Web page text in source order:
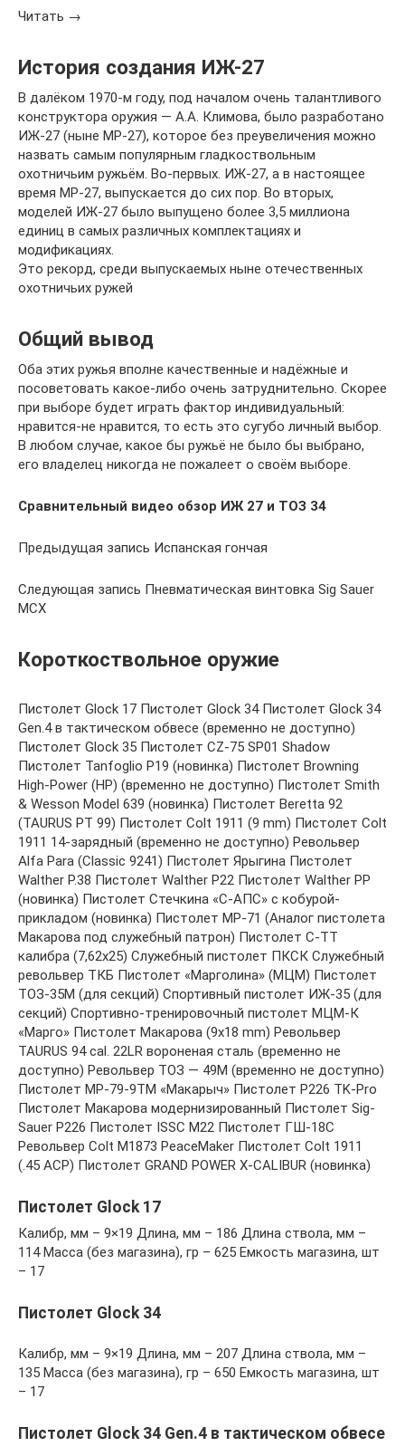
Читать →
История создания ИЖ-27
В далёком 1970-м году, под началом очень талантливого
конструктора оружия — А.А. Климова, было разработано
ИЖ-27 (ныне МР-27), которое без преувеличения можно
назвать самым популярным гладкоствольным
охотничьим ружьём. Во-первых. ИЖ-27, а в настоящее
время МР-27, выпускается до сих пор. Во вторых,
моделей ИЖ-27 было выпущено более 3,5 миллиона
единиц в самых различных комплектациях и
модификациях.
Это рекорд, среди выпускаемых ныне отечественных
охотничьих ружей
Общий вывод
Оба этих ружья вполне качественные и надёжные и
посоветовать какое-либо очень затруднительно. Скорее
при выборе будет играть фактор индивидуальный:
нравится-не нравится, то есть это сугубо личный выбор.
В любом случае, какое бы ружьё не было бы выбрано,
его владелец никогда не пожалеет о своём выборе.
Сравнительный видео обзор ИЖ 27 и ТОЗ 34
Предыдущая запись Испанская гончая
Следующая запись Пневматическая винтовка Sig Sauer
MCX
Короткоствольное оружие
Пистолет Glock 17 Пистолет Glock 34 Пистолет Glock 34
Gen.4 в тактическом обвесе (временно не доступно)
Пистолет Glock 35 Пистолет CZ-75 SP01 Shadow
Пистолет Tanfoglio P19 (новинка) Пистолет Browning
High-Power (HP) (временно не доступно) Пистолет Smith
& Wesson Model 639 (новинка) Пистолет Beretta 92
(TAURUS PT 99) Пистолет Colt 1911 (9 mm) Пистолет Colt
1911 14-зарядный (временно не доступно) Револьвер
Alfa Para (Classic 9241) Пистолет Ярыгина Пистолет
Walther P.38 Пистолет Walther P22 Пистолет Walther PP
(новинка) Пистолет Стечкина «С-АПС» с кобурой-
прикладом (новинка) Пистолет МР-71 (Аналог пистолета
Макарова под служебный патрон) Пистолет С-ТТ
калибра (7,62х25) Служебный пистолет ПКСК Служебный
револьвер ТКБ Пистолет «Марголина» (МЦМ) Пистолет
ТОЗ-35М (для секций) Спортивный пистолет ИЖ-35 (для
секций) Спортивно-тренировочный пистолет МЦМ-К
«Марго» Пистолет Макарова (9х18 mm) Револьвер
TAURUS 94 cal. 22LR вороненая сталь (временно не
доступно) Револьвер ТОЗ — 49М (временно не доступно)
Пистолет МР-79-9ТM «Макарыч» Пистолет P226 TK-Pro
Пистолет Макарова модернизированный Пистолет Sig-
Sauer P226 Пистолет ISSC M22 Пистолет ГШ-18С
Револьвер Colt M1873 PeaceMaker Пистолет Colt 1911
(.45 ACP) Пистолет GRAND POWER X-CALIBUR (новинка)
Пистолет Glock 17
Калибр, мм – 9×19 Длина, мм – 186 Длина ствола, мм –
114 Масса (без магазина), гр – 625 Емкость магазина, шт
– 17
Пистолет Glock 34
Калибр, мм – 9×19 Длина, мм – 207 Длина ствола, мм –
135 Масса (без магазина), гр – 650 Емкость магазина, шт
– 17
Пистолет Glock 34 Gen.4 в тактическом обвесе